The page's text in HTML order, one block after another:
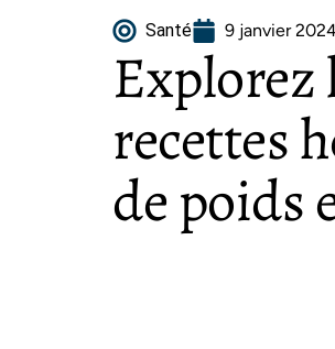
Santé 9 janvier
Explorez
recettes
de poids